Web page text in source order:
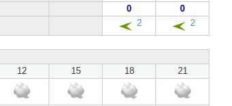
0
0
2 2
12 15 18
21